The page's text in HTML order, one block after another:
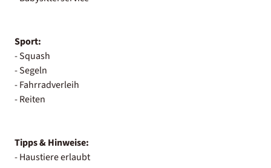
Sport:
- Squash
- Segeln
- Fahrradverleih
- Reiten
Tipps & Hinweise:
- Haustiere erlaubt